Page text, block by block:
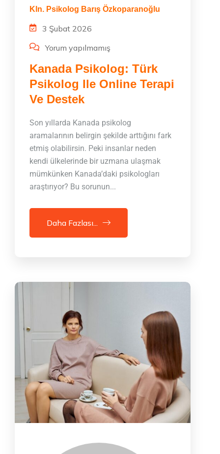
Kln. Psikolog Barış Özkoparanoğlu
3 Şubat 2026
Yorum yapılmamış
Kanada Psikolog: Türk
Psikolog Ile Online Terapi
Ve Destek
Son yıllarda Kanada psikolog
aramalarının belirgin şekilde arttığını fark
etmiş olabilirsin. Peki insanlar neden
kendi ülkelerinde bir uzmana ulaşmak
mümkünken Kanada’daki psikologları
araştırıyor? Bu sorunun...
Daha Fazlası...